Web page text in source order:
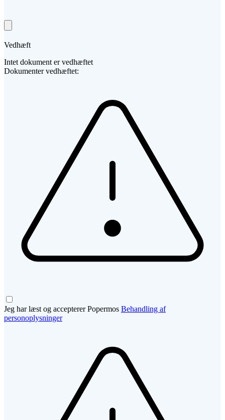
Vedhæft
Intet dokument er vedhæftet
Dokumenter vedhæftet:
Jeg har læst og accepterer Popermos Behandling af
personoplysninger